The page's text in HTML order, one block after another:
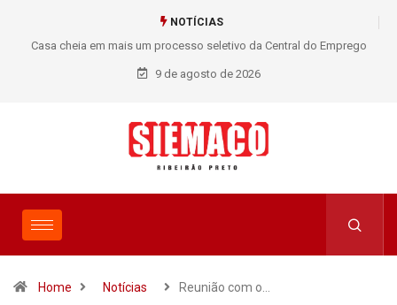
NOTÍCIAS
Casa cheia em mais um processo seletivo da Central do Emprego
SIEMACO!
9 de agosto de 2026
Home Notícias Reunião com o…